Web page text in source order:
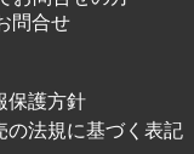
保護方針
の法規に基づく表記